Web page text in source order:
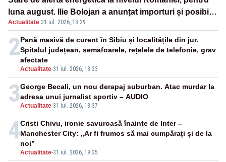
luna august. Ilie Bolojan a anunțat importuri și posibile
restricții – VIDEO
Actualitate·31 iul. 2026, 18:29
2
Actualitate-31 iul. 2026, 18:33
Pană masivă de curent în Sibiu și localitățile din jur.
Spitalul județean, semafoarele, rețelele de telefonie, grav
afectate
3Actualitate-31 iul. 2026, 18:37
George Becali, un nou derapaj suburban. Atac murdar la
adresa unui jurnalist sportiv – AUDIO
4
Actualitate-31 iul. 2026, 19:35
Cristi Chivu, ironie savuroasă înainte de Inter –
Manchester City: „Ar fi frumos să mai cumpărați și de la
noi”